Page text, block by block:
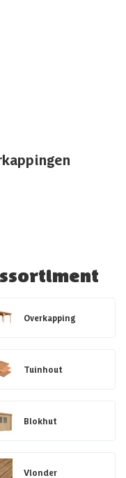
Overkapping
Tuinhout
Blokhut
Vlonder